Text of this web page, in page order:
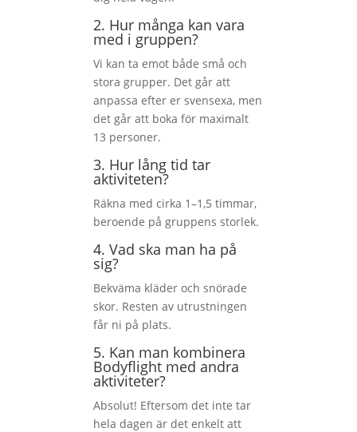
2. Hur många kan vara
med i gruppen?
Vi kan ta emot både små och
stora grupper. Det går att
anpassa efter er svensexa, men
det går att boka för maximalt
13 personer.
3. Hur lång tid tar
aktiviteten?
Räkna med cirka 1–1,5 timmar,
beroende på gruppens storlek.
4. Vad ska man ha på
sig?
Bekväma kläder och snörade
skor. Resten av utrustningen
får ni på plats.
5. Kan man kombinera
Bodyflight med andra
aktiviteter?
Absolut! Eftersom det inte tar
hela dagen är det enkelt att